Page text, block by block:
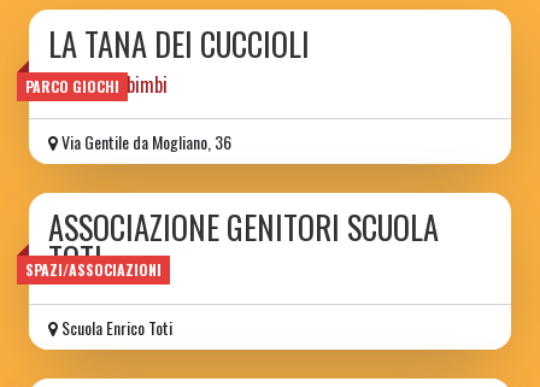
PARCO GIOCHI
LA TANA DEI CUCCIOLI
parchetto bimbi
Via Gentile da Mogliano, 36
SPAZI/ASSOCIAZIONI
ASSOCIAZIONE GENITORI SCUOLA
TOTI
Scuola Enrico Toti